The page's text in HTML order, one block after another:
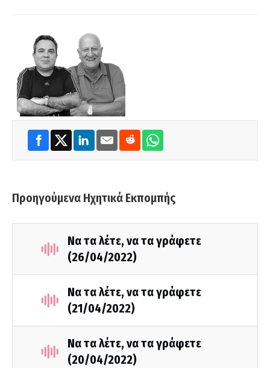
Προηγούμενα Ηχητικά Εκπομπής
Να τα λέτε, να τα γράφετε
(26/04/2022)
Να τα λέτε, να τα γράφετε
(21/04/2022)
Να τα λέτε, να τα γράφετε
(20/04/2022)